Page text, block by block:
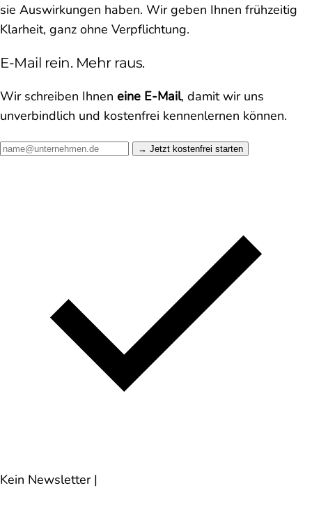
sie Auswirkungen haben. Wir geben Ihnen frühzeitig
Klarheit, ganz ohne Verpflichtung.
E-Mail rein. Mehr raus.
Wir schreiben Ihnen eine E-Mail, damit wir uns
unverbindlich und kostenfrei kennenlernen können.
Jetzt kostenfrei starten →
Kein Newsletter |